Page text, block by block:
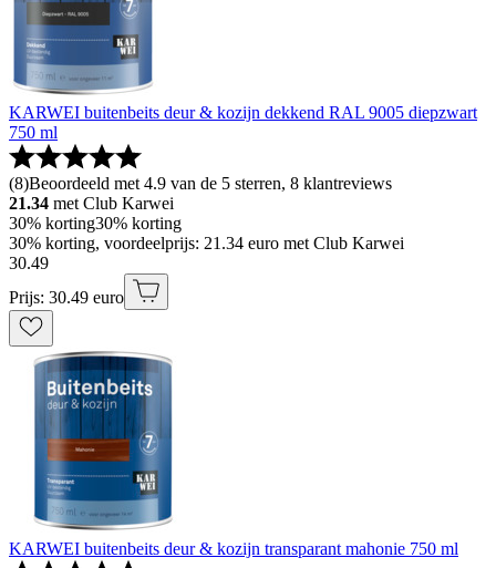
KARWEI buitenbeits deur & kozijn dekkend RAL 9005 diepzwart
750 ml
(8)Beoordeeld met 4.9 van de 5 sterren, 8 klantreviews
21.34 met Club Karwei
30% korting30% korting
30% korting, voordeelprijs: 21.34 euro met Club Karwei
30.49
Prijs: 30.49 euro
KARWEI buitenbeits deur & kozijn transparant mahonie 750 ml